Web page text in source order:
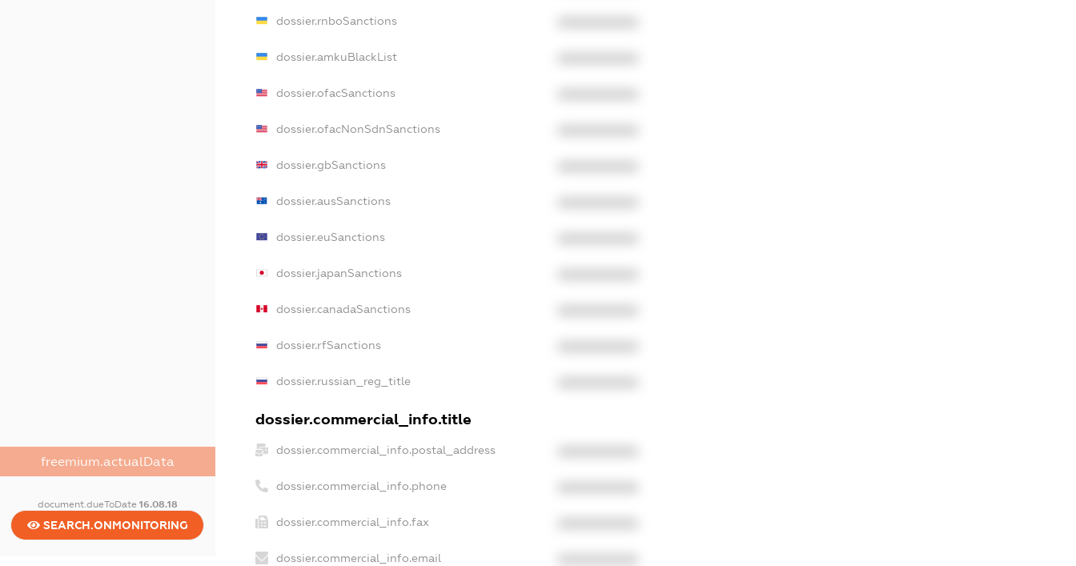
freemium.actualData
document.dueToDate 16.08.18
SEARCH.ONMONITORING
dossier.rnboSanctions
dossier.amkuBlackList
dossier.ofacSanctions
dossier.ofacNonSdnSanctions
dossier.gbSanctions
dossier.ausSanctions
dossier.euSanctions
dossier.japanSanctions
dossier.canadaSanctions
dossier.rfSanctions
dossier.russian_reg_title
dossier.commercial_info.title
dossier.commercial_info.postal_address
dossier.commercial_info.phone
dossier.commercial_info.fax
dossier.commercial_info.email